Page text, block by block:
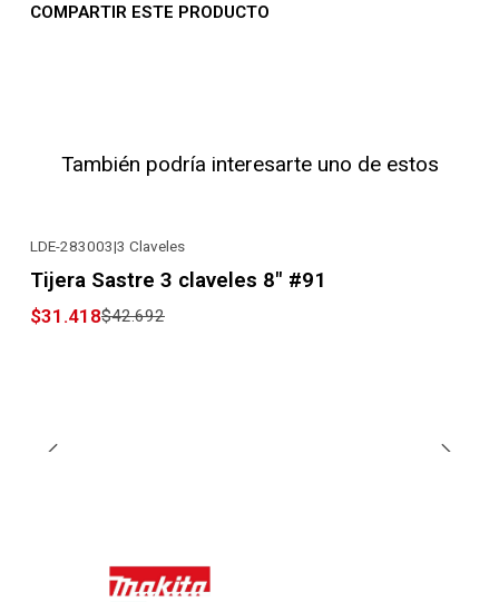
COMPARTIR ESTE PRODUCTO
También podría interesarte uno de estos
LDE-283003|3 Claveles
Tijera Sastre 3 claveles 8" #91
$31.418$42.692